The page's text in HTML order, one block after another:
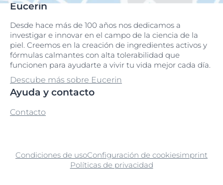
Eucerin
Desde hace más de 100 años nos dedicamos a
investigar e innovar en el campo de la ciencia de la
piel. Creemos en la creación de ingredientes activos y
fórmulas calmantes con alta tolerabilidad que
funcionen para ayudarte a vivir tu vida mejor cada día.
Descube más sobre Eucerin
Ayuda y contacto
Contacto
Condiciones de usoConfiguración de cookiesimprint
Políticas de privacidad